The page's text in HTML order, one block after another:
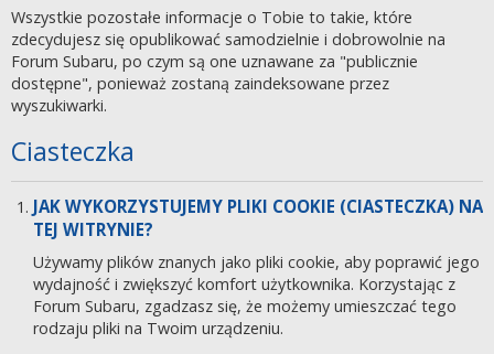
Wszystkie pozostałe informacje o Tobie to takie, które
zdecydujesz się opublikować samodzielnie i dobrowolnie na
Forum Subaru, po czym są one uznawane za "publicznie
dostępne", ponieważ zostaną zaindeksowane przez
wyszukiwarki.
Ciasteczka
JAK WYKORZYSTUJEMY PLIKI COOKIE (CIASTECZKA) NA
TEJ WITRYNIE?
Używamy plików znanych jako pliki cookie, aby poprawić jego
wydajność i zwiększyć komfort użytkownika. Korzystając z
Forum Subaru, zgadzasz się, że możemy umieszczać tego
rodzaju pliki na Twoim urządzeniu.